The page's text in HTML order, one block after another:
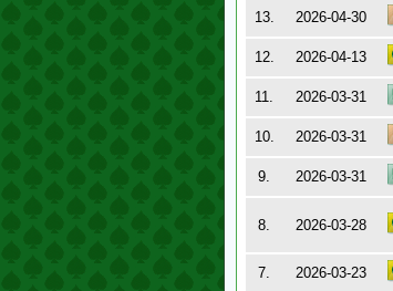
13. 2026-04-30
12. 2026-04-13
11. 2026-03-31
10. 2026-03-31
9. 2026-03-31
8. 2026-03-28
7. 2026-03-23